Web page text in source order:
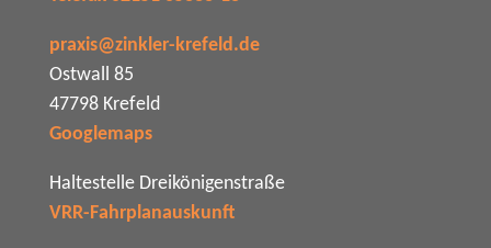
praxis@zinkler-krefeld.de
Ostwall 85
47798 Krefeld
Googlemaps
Haltestelle Dreikönigenstraße
VRR-Fahrplanauskunft